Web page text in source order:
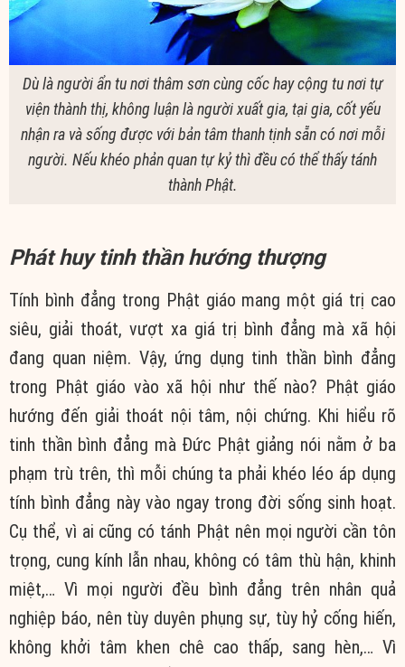
Dù là người ẩn tu nơi thâm sơn cùng cốc hay cộng tu nơi tự
viện thành thị, không luận là người xuất gia, tại gia, cốt yếu
nhận ra và sống được với bản tâm thanh tịnh sẵn có nơi mỗi
người. Nếu khéo phản quan tự kỷ thì đều có thể thấy tánh
thành Phật.
Phát huy tinh thần hướng thượng
Tính bình đẳng trong Phật giáo mang một giá trị cao
siêu, giải thoát, vượt xa giá trị bình đẳng mà xã hội
đang quan niệm. Vậy, ứng dụng tinh thần bình đẳng
trong Phật giáo vào xã hội như thế nào? Phật giáo
hướng đến giải thoát nội tâm, nội chứng. Khi hiểu rõ
tinh thần bình đẳng mà Đức Phật giảng nói nằm ở ba
phạm trù trên, thì mỗi chúng ta phải khéo léo áp dụng
tính bình đẳng này vào ngay trong đời sống sinh hoạt.
Cụ thể, vì ai cũng có tánh Phật nên mọi người cần tôn
trọng, cung kính lẫn nhau, không có tâm thù hận, khinh
miệt,… Vì mọi người đều bình đẳng trên nhân quả
nghiệp báo, nên tùy duyên phụng sự, tùy hỷ cống hiến,
không khởi tâm khen chê cao thấp, sang hèn,… Vì